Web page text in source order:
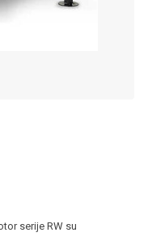
serije RW su